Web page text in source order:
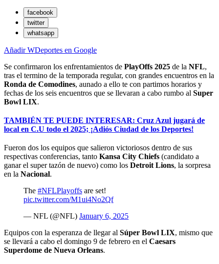
facebook
twitter
whatsapp
Añadir WDeportes en Google
Se confirmaron los enfrentamientos de PlayOffs 2025 de la NFL,
tras el termino de la temporada regular, con grandes encuentros en la
Ronda de Comodines, aunado a ello te con partimos horarios y
fechas de los seis encuentros que se llevaran a cabo rumbo al Super
Bowl LIX.
TAMBIÉN TE PUEDE INTERESAR: Cruz Azul jugará de
local en C.U todo el 2025; ¡Adiós Ciudad de los Deportes!
Fueron dos los equipos que salieron victoriosos dentro de sus
respectivas conferencias, tanto Kansa City Chiefs (candidato a
ganar el super tazón de nuevo) como los Detroit Lions, la sorpresa
en la Nacional.
The #NFLPlayoffs are set!
pic.twitter.com/M1ui4No2Qf
— NFL (@NFL) January 6, 2025
Equipos con la esperanza de llegar al Súper Bowl LIX, mismo que
se llevará a cabo el domingo 9 de febrero en el Caesars
Superdome de Nueva Orleans.